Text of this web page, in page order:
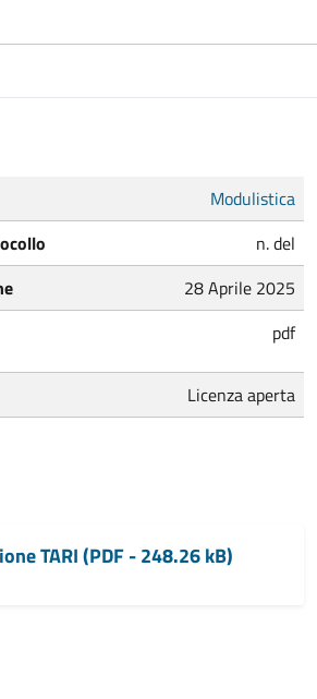
Modulistica
n. del
28 Aprile 2025
pdf
Licenza aperta
TARI (PDF - 248.26 kB)